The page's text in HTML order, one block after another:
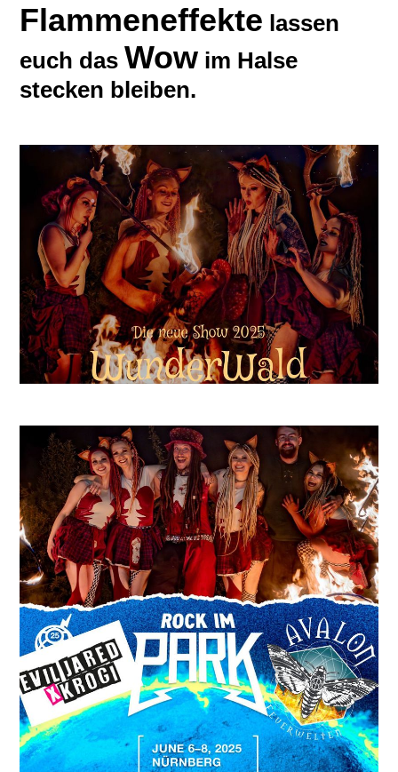
Flammeneffekte lassen
euch das Wow im Halse
stecken bleiben.